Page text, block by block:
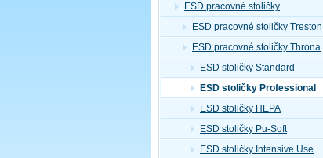
ESD pracovné stoličky
ESD pracovné stoličky Treston
ESD pracovné stoličky Throna
ESD stoličky Standard
ESD stoličky Professional
ESD stoličky HEPA
ESD stoličky Pu-Soft
ESD stoličky Intensive Use